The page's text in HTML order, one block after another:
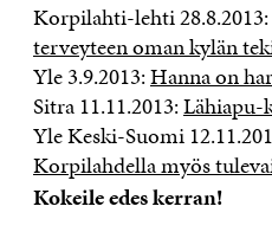
Korpilahti-lehti 28.8.2013:
terveyteen oman kylän
Yle 3.9.2013:Hanna on
Sitra 11.11.2013:
Yle Keski-Suomi
Korpilahdella myös
Kokeile edes kerran!